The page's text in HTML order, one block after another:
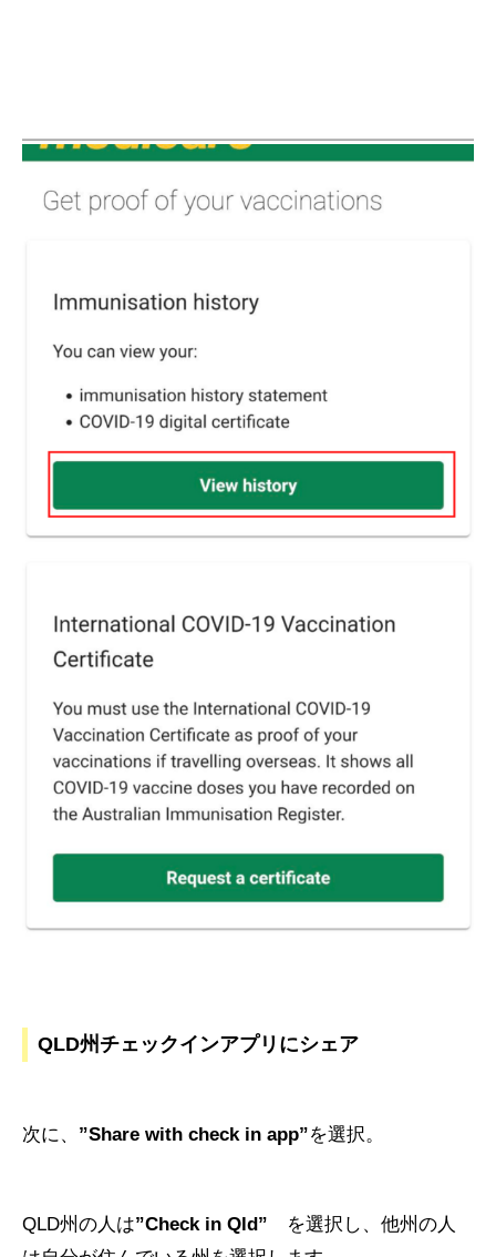
QLD州チェックインアプリにシェア
次に、 ”Share with check in app”を選択。
QLD州の人は”Check in Qld” を選択し、他州の人